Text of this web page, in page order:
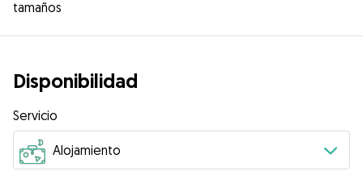
tamaños
Disponibilidad
Servicio